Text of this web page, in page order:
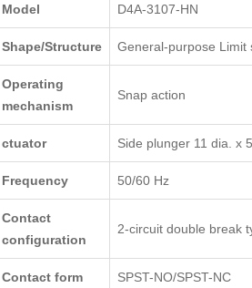
Model D4A-3107-HN
Shape/Structure General-purpose Limit
Operating
mechanism
Snap action
ctuator Side plunger 11 dia. x
Frequency 50/60 Hz
Contact
configuration
2-circuit double break
Contact form SPST-NO/SPST-NC